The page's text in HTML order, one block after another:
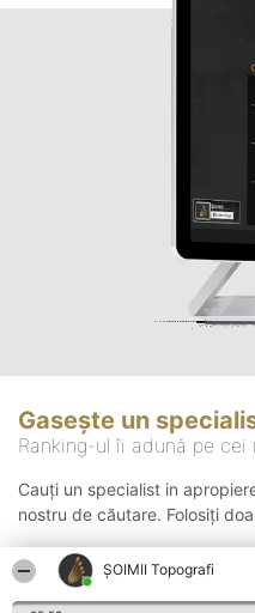
ȘOIMII Topografi
Gasește un
Ranking-ul îi adună pe
Cauți un specialist in
nostru de căutare. Folosiți